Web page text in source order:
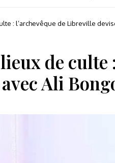
: l’archevêque de Libreville
de culte
Ali